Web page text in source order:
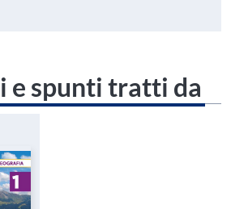
e spunti tratti da